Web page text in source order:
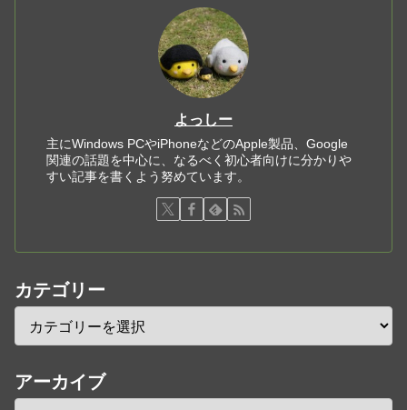
よっしー
主にWindows PCやiPhoneなどのApple製品、Google
関連の話題を中心に、なるべく初心者向けに分かりや
すい記事を書くよう努めています。
カテゴリー
アーカイブ